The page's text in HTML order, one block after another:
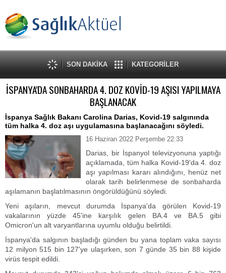
SON DAKİKA KATEGORİLER
İSPANYA'DA SONBAHARDA 4. DOZ KOVİD-19 AŞISI YAPILMAYA
BAŞLANACAK
İspanya Sağlık Bakanı Carolina Darias, Kovid-19 salgınında
tüm halka 4. doz aşı uygulamasına başlanacağını söyledi.
16 Haziran 2022 Perşembe 22:33
Darias, bir İspanyol televizyonuna yaptığı
açıklamada, tüm halka Kovid-19'da 4. doz
aşı yapılması kararı alındığını, henüz net
olarak tarih belirlenmese de sonbaharda
aşılamanın başlatılmasının öngörüldüğünü söyledi.
Yeni aşıların, mevcut durumda İspanya'da görülen Kovid-19
vakalarının yüzde 45'ine karşılık gelen BA.4 ve BA.5 gibi
Omicron'un alt varyantlarına uyumlu olduğu belirtildi.
İspanya'da salgının başladığı günden bu yana toplam vaka sayısı
12 milyon 515 bin 127'ye ulaşırken, son 7 günde 35 bin 88 kişide
virüs tespit edildi.